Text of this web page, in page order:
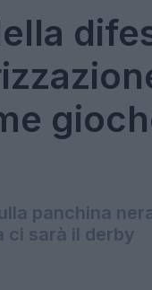
panchina
ci sarà il derby